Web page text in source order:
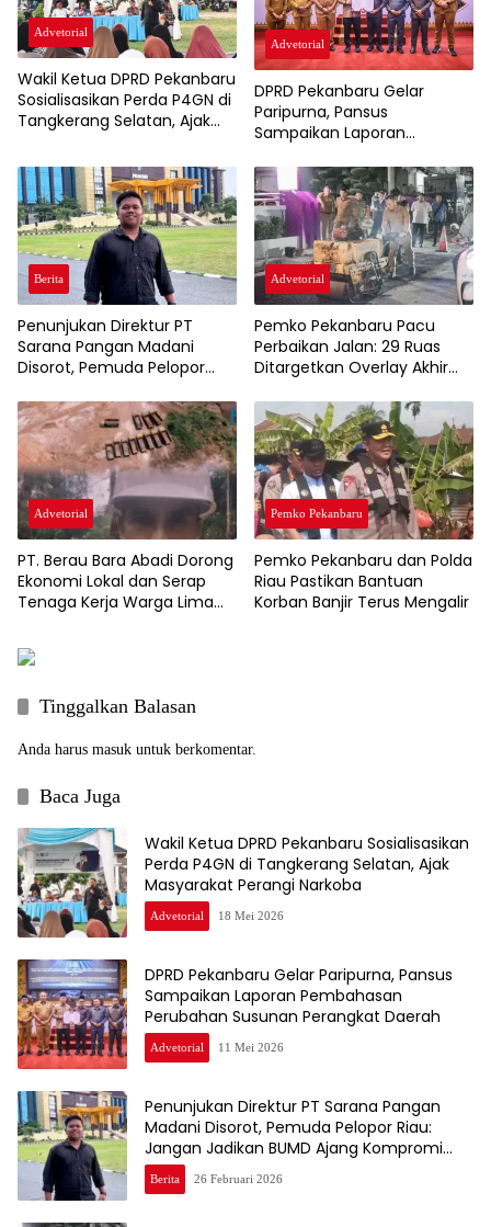
Advetorial
Wakil Ketua DPRD Pekanbaru
Sosialisasikan Perda P4GN di
Tangkerang Selatan, Ajak
Advetorial
DPRD Pekanbaru Gelar
Paripurna, Pansus
Sampaikan Laporan
Susunan Perangkat Daerah
Berita
Penunjukan Direktur PT
Sarana Pangan Madani
Disorot, Pemuda Pelopor
Ajang Kompromi Politik
Advetorial
Pemko Pekanbaru Pacu
Perbaikan Jalan: 29 Ruas
Ditargetkan Overlay Akhir
Infrastruktur Rp200 Miliar
Advetorial
PT. Berau Bara Abadi Dorong
Ekonomi Lokal dan Serap
Tenaga Kerja Warga Lima
Pemko Pekanbaru
Pemko Pekanbaru dan Polda
Riau Pastikan Bantuan
Korban Banjir Terus Mengalir
Tinggalkan Balasan
Anda harus masuk untuk berkomentar.
Baca Juga
Wakil Ketua DPRD Pekanbaru Sosialisasikan
Perda P4GN di Tangkerang Selatan, Ajak
Masyarakat Perangi Narkoba
Advetorial 18 Mei 2026
DPRD Pekanbaru Gelar Paripurna, Pansus
Sampaikan Laporan Pembahasan
Perubahan Susunan Perangkat Daerah
Advetorial 11 Mei 2026
Penunjukan Direktur PT Sarana Pangan
Madani Disorot, Pemuda Pelopor Riau:
Jangan Jadikan BUMD Ajang Kompromi
Politik
Berita 26 Februari 2026